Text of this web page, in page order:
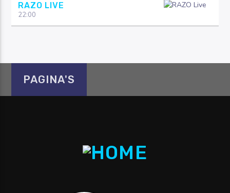
RAZO LIVE
22:00
PAGINA'S